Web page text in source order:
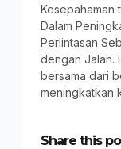
Kesepahaman
Dalam
Perlintasan
dengan Jalan.
bersama dari
meningkatkan
Share this